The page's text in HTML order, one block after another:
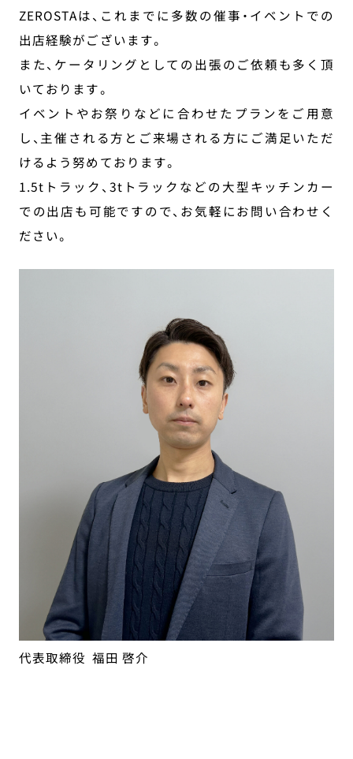
ZEROSTAは、これまでに多数の催事・イベントでの
出店経験がございます。
また、ケータリングとしての出張のご依頼も多く頂
いております。
イベントやお祭りなどに合わせたプランをご用意
し、主催される方とご来場される方にご満足いただ
けるよう努めております。
1.5tトラック、3tトラックなどの大型キッチンカー
での出店も可能ですので、お気軽にお問い合わせく
ださい。
代表取締役 福田 啓介